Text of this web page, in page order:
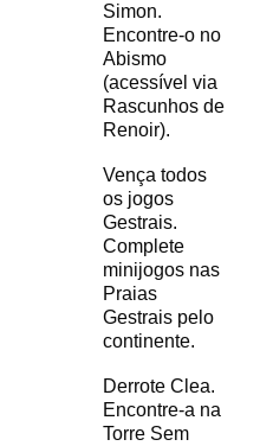
Simon.
Encontre-o no
Abismo
(acessível via
Rascunhos de
Renoir).
Vença todos
os jogos
Gestrais.
Complete
minijogos nas
Praias
Gestrais pelo
continente.
Derrote Clea.
Encontre-a na
Torre Sem